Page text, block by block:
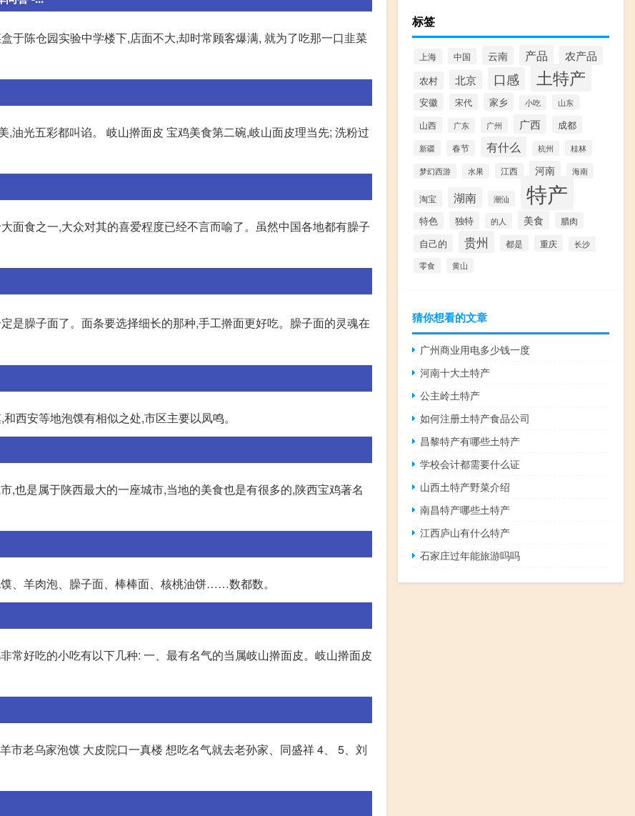
于陈仓园实验中学楼下,店面不大,却时常顾客爆满, 就为了吃那一口韭菜
油光五彩都叫谄。 岐山擀面皮 宝鸡美食第二碗,岐山面皮理当先; 洗粉过
面食之一,大众对其的喜爱程度已经不言而喻了。虽然中国各地都有臊子
是臊子面了。面条要选择细长的那种,手工擀面更好吃。臊子面的灵魂在
西安等地泡馍有相似之处,市区主要以凤鸣。
,也是属于陕西最大的一座城市,当地的美食也是有很多的,陕西宝鸡著名
、羊肉泡、臊子面、棒棒面、核桃油饼……数都数。
常好吃的小吃有以下几种: 一、最有名气的当属岐山擀面皮。岐山擀面皮
市老乌家泡馍 大皮院口一真楼 想吃名气就去老孙家、同盛祥 4、 5、刘
标签
上海 中国 云南 产品 农产品
农村 北京 口感 土特产
安徽 宋代 家乡 小吃 山东
山西 广东 广州 广西 成都
新疆 春节 有什么 杭州 桂林
梦幻西游 水果 江西 河南 海南
淘宝 湖南 潮汕 特产
特色 独特 的人 美食 腊肉
自己的 贵州 都是 重庆
长沙
零食
黄山
猜你想看的文章
广州商业用电多少钱一度
河南十大土特产
公主岭土特产
如何注册土特产食品公司
昌黎特产有哪些土特产
学校会计都需要什么证
山西土特产野菜介绍
南昌特产哪些土特产
江西庐山有什么特产
石家庄过年能旅游吗吗